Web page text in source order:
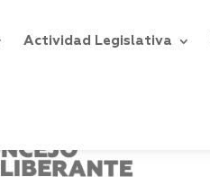
Actividad Legislativa